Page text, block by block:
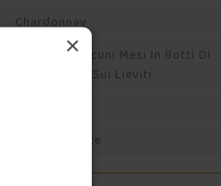
Chardonnay
Affina Per Alcuni Mesi In Botti Di
Acciaio Inox Sui Lieviti
Enthält Sulfite
×